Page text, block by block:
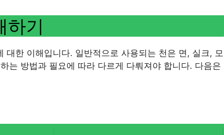
하기
대한 이해입니다. 일반적으로 사용되는 천은 면, 실크, 모
는 방법과 필요에 따라 다르게 다뤄져야 합니다. 다음은